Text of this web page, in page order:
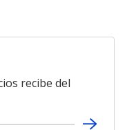
recibe del